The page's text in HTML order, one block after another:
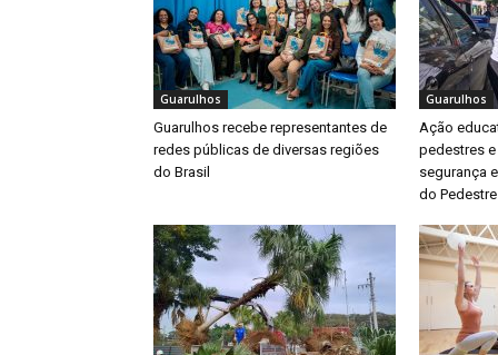
Guarulhos
Guarulhos recebe representantes de
redes públicas de diversas regiões
do Brasil
Guarulhos
Ação
pedestres
segurança
do Pedestre